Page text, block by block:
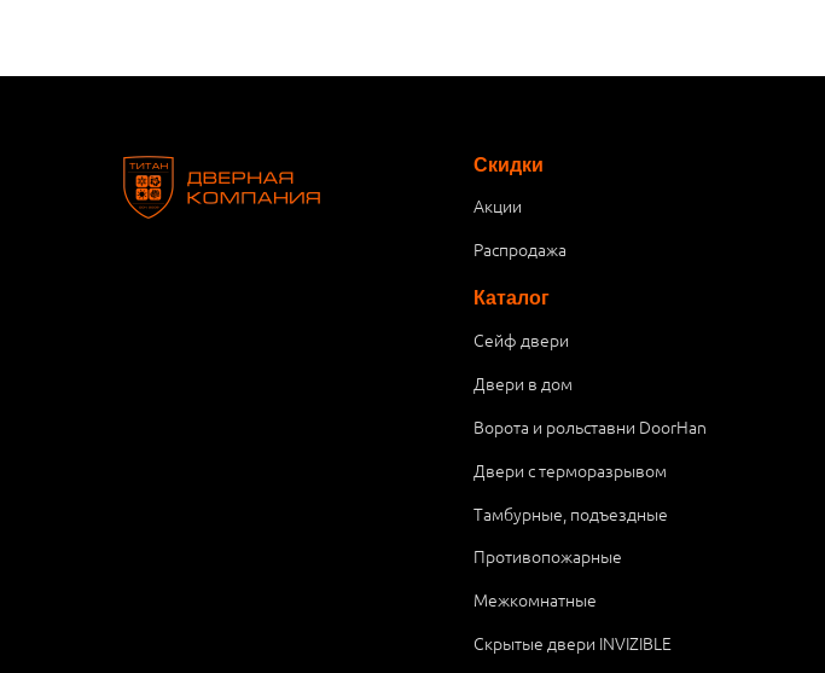
Скидки
Акции
Распродажа
Каталог
Сейф двери
Двери в дом
Ворота и рольставни DoorHan
Двери с терморазрывом
Тамбурные, подъездные
Противопожарные
Межкомнатные
Скрытые двери INVIZIBLE